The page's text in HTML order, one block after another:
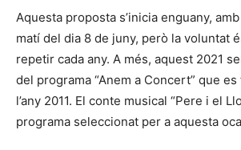
Aquesta proposta s’inicia enguany,
matí del dia 8 de juny, però la voluntat
repetir cada any. A més, aquest 2021
del programa “Anem a Concert” que es
l’any 2011. El conte musical “Pere i el
programa seleccionat per a aquesta